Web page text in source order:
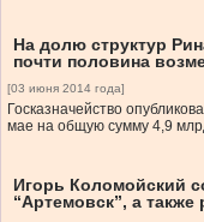
На долю структур
почти половина
[03 июня 2014 года]
Госказначейство
мае на общую сумму 4,9
Игорь Коломойский
“Артемовск”, а также